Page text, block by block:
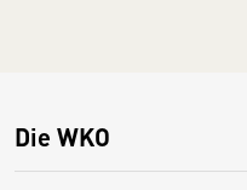
Die WKO